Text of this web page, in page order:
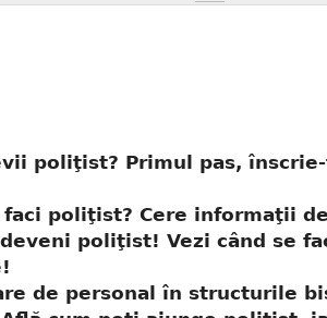
poliţist? Primul pas, înscrie-
poliţist? Cere informaţii de
poliţist! Vezi când se
de personal în structurile